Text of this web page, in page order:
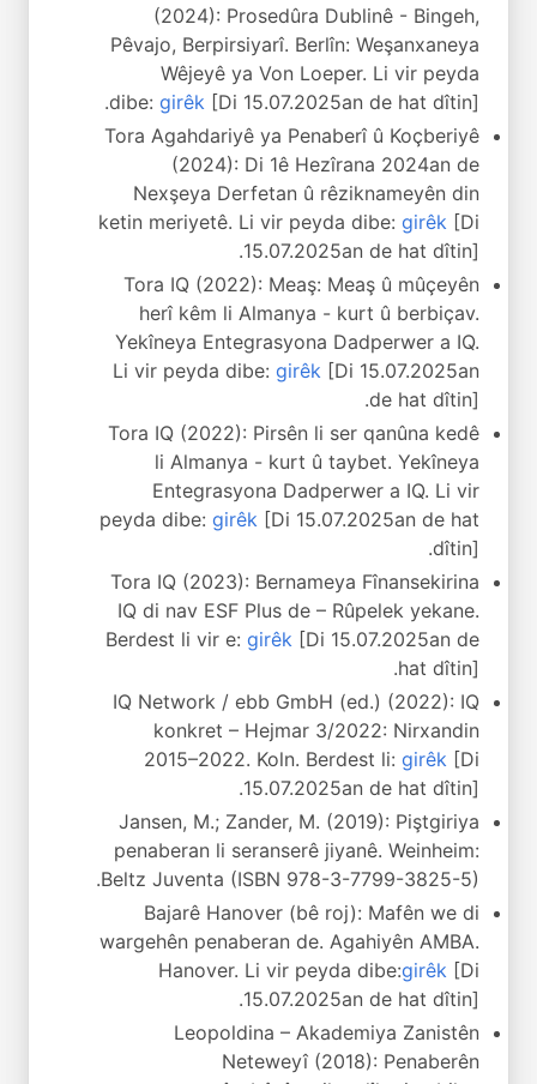
(2024): Prosedûra Dublinê - Bingeh,
Pêvajo, Berpirsiyarî. Berlîn: Weşanxaneya
Wêjeyê ya Von Loeper. Li vir peyda
dibe: girêk [Di 15.07.2025an de hat dîtin].
Tora Agahdariyê ya Penaberî û Koçberiyê
(2024): Di 1ê Hezîrana 2024an de
Nexşeya Derfetan û rêziknameyên din
ketin meriyetê. Li vir peyda dibe: girêk [Di
15.07.2025an de hat dîtin].
Tora IQ (2022): Meaş: Meaş û mûçeyên
herî kêm li Almanya - kurt û berbiçav.
Yekîneya Entegrasyona Dadperwer a IQ.
Li vir peyda dibe: girêk [Di 15.07.2025an
de hat dîtin].
Tora IQ (2022): Pirsên li ser qanûna kedê
li Almanya - kurt û taybet. Yekîneya
Entegrasyona Dadperwer a IQ. Li vir
peyda dibe: girêk [Di 15.07.2025an de hat
dîtin].
Tora IQ (2023): Bernameya Fînansekirina
IQ di nav ESF Plus de – Rûpelek yekane.
Berdest li vir e: girêk [Di 15.07.2025an de
hat dîtin].
IQ Network / ebb GmbH (ed.) (2022): IQ
konkret – Hejmar 3/2022: Nirxandin
2015–2022. Koln. Berdest li: girêk [Di
15.07.2025an de hat dîtin].
Jansen, M.; Zander, M. (2019): Piştgiriya
penaberan li seranserê jiyanê. Weinheim:
Beltz Juventa (ISBN 978-3-7799-3825-5).
Bajarê Hanover (bê roj): Mafên we di
wargehên penaberan de. Agahiyên AMBA.
Hanover. Li vir peyda dibe:girêk [Di
15.07.2025an de hat dîtin].
Leopoldina – Akademiya Zanistên
Neteweyî (2018): Penaberên